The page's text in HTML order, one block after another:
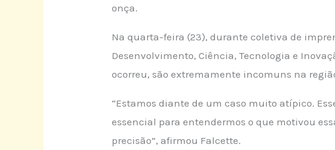
onça.
Na quarta-feira (23), durante coletiva de
Desenvolvimento, Ciência, Tecnologia e
ocorreu, são extremamente incomuns na
“Estamos diante de um caso muito atípico.
essencial para entendermos o que motivou
precisão”, afirmou Falcette.